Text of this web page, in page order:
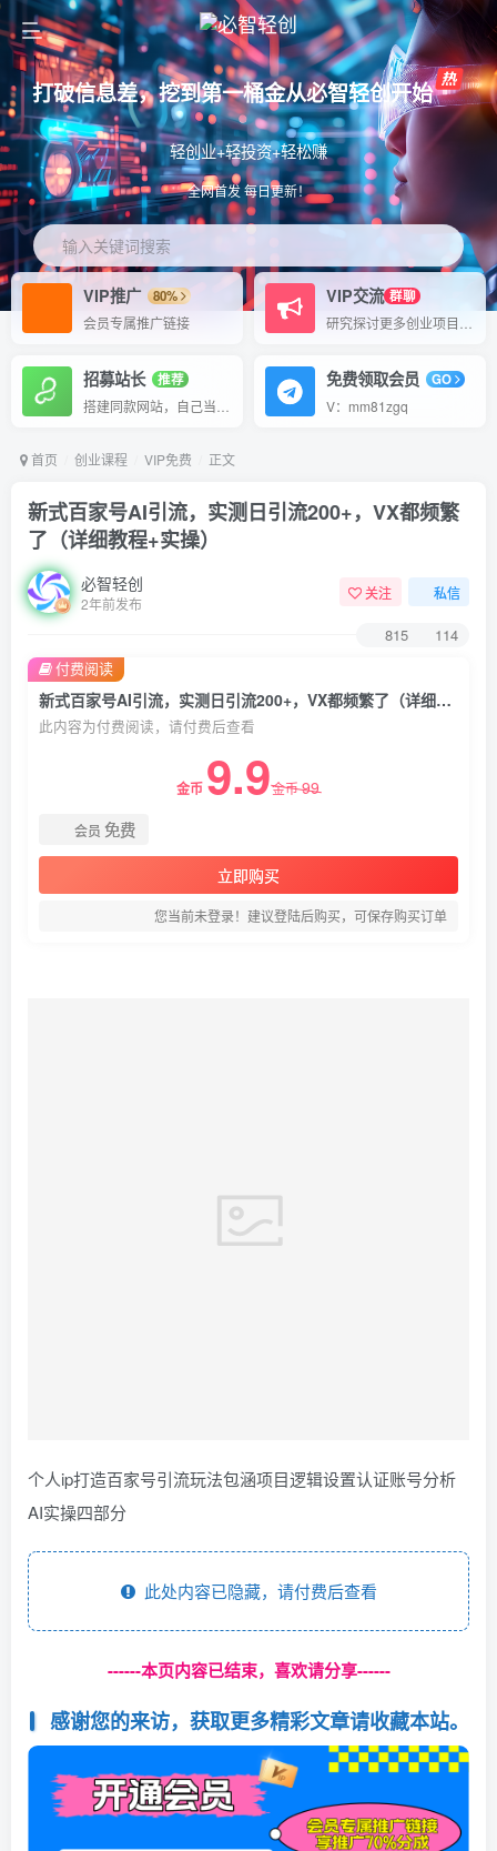
打破信息差，挖到第一桶金从必智轻创开始
轻创业+轻投资+轻松赚
全网首发 每日更新！
输入关键词搜索
VIP推广
80%
会员专属推广链接
VIP交流 群聊
招募站长
推荐
免费领取会员
GO
V：mm81zgq
首页 创业课程 VIP免费 正文
新式百家号AI引流，实测日引流200+，VX都频繁
了（详细教程+实操）
必智轻创
2年前发布
关注 私信
815 114
新式百家号AI引流，实测日引流200+，VX都频繁了（详细教程+实操）
此内容为付费阅读，请付费后查看
金币 9.9金币99
会员 免费
立即购买
您当前未登录！建议登陆后购买，可保存购买订单
付费阅读
个人ip打造百家号引流玩法包涵项目逻辑设置认证账号分析
AI实操四部分
此处内容已隐藏，请付费后查看
------本页内容已结束，喜欢请分享------
感谢您的来访，获取更多精彩文章请收藏本站。